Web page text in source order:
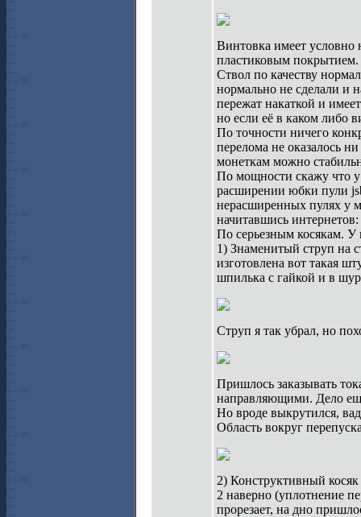
Винтовка имеет условно
пластиковым
Ствол по качеству
нормально не сделали и
пережат накаткой и
но если её в каком либо
По точности ничего
перелома не оказалось
монеткам можно
По мощности скажу что у
расширении юбки пули
нерасширенных пулях у
начитавшись интернетов:
По серьезным косякам.
1) Знаменитый струп на
изготовлена вот такая
шпилька с гайкой и в
Струп я так убрал, но
Пришлось заказывать
направляющими. Дело
Но вроде выкрутился,
Область вокруг
2) Конструктивный
2 наверно (уплотнение
прорезает, на дно